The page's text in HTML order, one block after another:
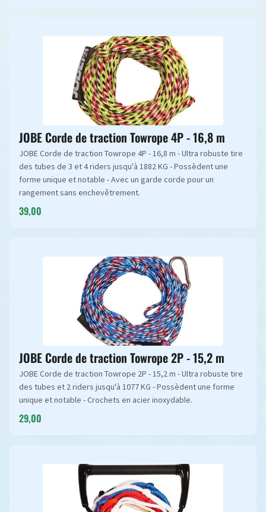
JOBE Corde de traction Towrope 4P - 16,8 m
JOBE Corde de traction Towrope 4P - 16,8 m - Ultra robuste tire
des tubes de 3 et 4 riders jusqu'à 1882 KG - Possèdent une
forme unique et notable - Avec un garde corde pour un
rangement sans enchevêtrement.
39,00
JOBE Corde de traction Towrope 2P - 15,2 m
JOBE Corde de traction Towrope 2P - 15,2 m - Ultra robuste tire
des tubes et 2 riders jusqu'à 1077 KG - Possèdent une forme
unique et notable - Crochets en acier inoxydable.
29,00